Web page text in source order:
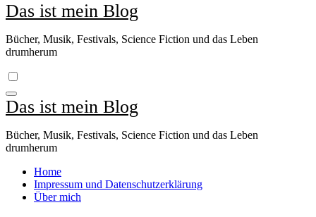
Das ist mein Blog
Bücher, Musik, Festivals, Science Fiction und das Leben
drumherum
Das ist mein Blog
Bücher, Musik, Festivals, Science Fiction und das Leben
drumherum
Home
Impressum und Datenschutzerklärung
Über mich